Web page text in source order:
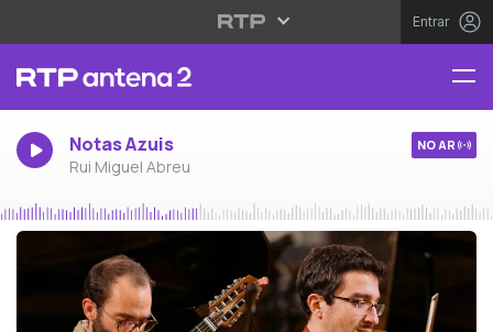
Entrar
Notas Azuis
Rui Miguel Abreu
NO AR